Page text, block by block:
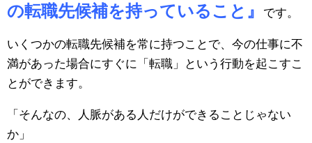
の転職先候補を持っていること』
です。
いくつかの転職先候補を常に持つことで、今の仕事に不
満があった場合にすぐに「転職」という行動を起こすこ
とができます。
「そんなの、人脈がある人だけができることじゃない
か」